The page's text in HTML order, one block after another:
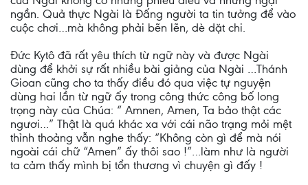
ngần. Quả thực Ngài là Đấng người ta tin tưởng để vào
cuộc chơi…mà không phải bẽn lẽn, dè dặt chi.
Đức Kytô đã rất yêu thích từ ngữ này và được Ngài
dùng để khởi sự rất nhiều bài giảng của Ngài …Thánh
Gioan cũng cho ta thấy điều đó qua việc tự nguyện
dùng hai lần từ ngữ ấy trong công thức công bố long
trọng này của Chúa: “ Amnen, Amen, Ta bảo thật các
ngươi…” Thật là quá khác xa với cái não trạng mỏi mệt
thỉnh thoảng vẫn nghe thấy: “Không còn gì để mà nói
ngoài cái chữ “Amen” ấy thôi sao !”…làm như là người
ta cảm thấy mình bị tổn thương vì chuyện gì đấy !